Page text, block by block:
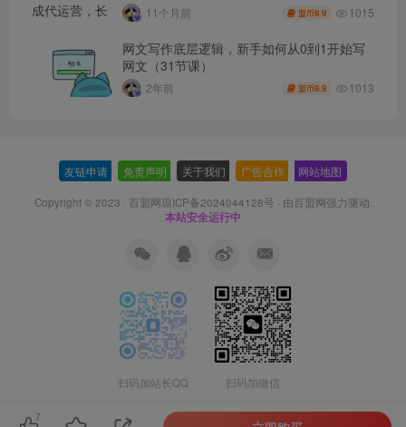
11个月前 盟币9.9 1015
网文写作底层逻辑，新手如何从0到1开始写
网文（31节课）
2年前 盟币9.9 1013
友链申请 免责声明 关于我们 广告合作 网站地图
Copyright © 2023 · 百盟网琼ICP备2024044128号 · 由百盟网强力驱动.
本站安全运行中
扫码加站长QQ 扫码加微信
7